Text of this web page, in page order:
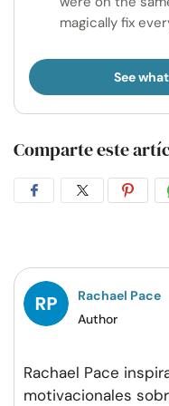
magically fix
See
Comparte este
Compartir
Rachael Pace
Author
Rachael Pace
motivacionales